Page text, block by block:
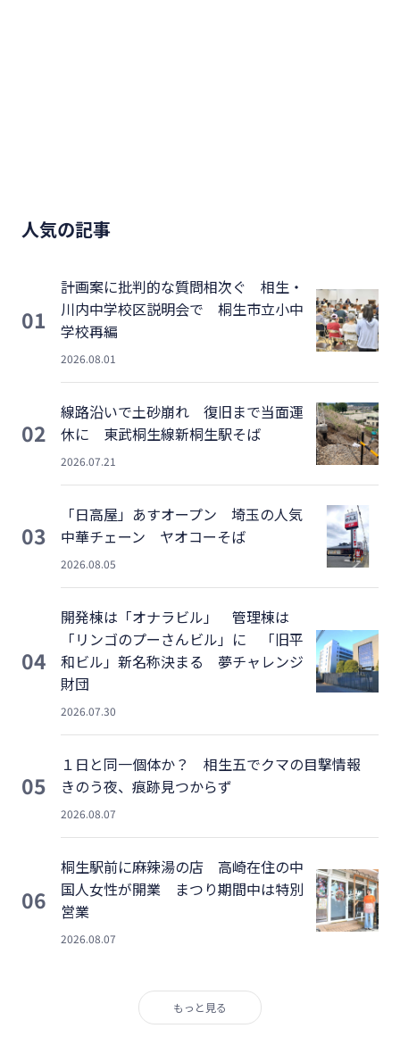
人気の記事
01
計画案に批判的な質問相次ぐ 相生・
川内中学校区説明会で 桐生市立小中
学校再編
2026.08.01
02
線路沿いで土砂崩れ 復旧まで当面運
休に 東武桐生線新桐生駅そば
2026.07.21
03
「日高屋」あすオープン 埼玉の人気
中華チェーン ヤオコーそば
2026.08.05
04
開発棟は「オナラビル」 管理棟は
「リンゴのプーさんビル」に 「旧平
和ビル」新名称決まる 夢チャレンジ
財団
2026.07.30
05
１日と同一個体か？ 相生五でクマの目撃情報
きのう夜、痕跡見つからず
2026.08.07
06
桐生駅前に麻辣湯の店 高崎在住の中
国人女性が開業 まつり期間中は特別
営業
2026.08.07
もっと見る